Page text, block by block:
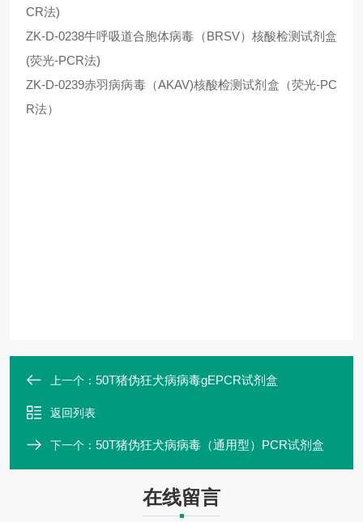
CR法)
ZK-D-0238牛呼吸道合胞体病毒（BRSV）核酸检测试剂盒
(荧光-PCR法)
ZK-D-0239赤羽病病毒（AKAV)核酸检测试剂盒（荧光-PC
R法）
上一个： 50T猪伪狂犬病病毒gEPCR试剂盒
返回列表
下一个： 50T猪伪狂犬病病毒（通用型）PCR试剂盒
在线留言